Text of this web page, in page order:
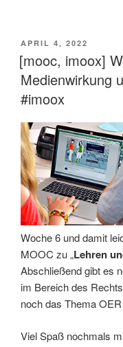
VERÖFFENTLICHT
AM
APRIL 4, 2022
[mooc, imoox]
Medienwirkung
#imoox
Woche 6 und damit
MOOC zu „Lehren
Abschließend gibt es
im Bereich des
noch das Thema
Viel Spaß nochmals